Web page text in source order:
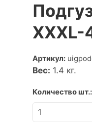
XXXL-
Артикул:
Вес: 1.4 кг.
Количество шт.: